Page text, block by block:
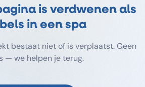
is verdwenen als
in een spa
bestaat niet of is verplaatst. Geen
— we helpen je terug.